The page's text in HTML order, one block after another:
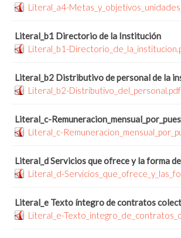
Literal_a4-
Literal_b1 Directorio de la Institución
Literal_b1-
Literal_b2 Distributivo de personal de la
Literal_b2-Distributivo_del_personal.pdf
Literal_c-
Literal_c-
Literal_d Servicios que ofrece y la forma
Literal_d-
Literal_e Texto íntegro de contratos
Literal_e-